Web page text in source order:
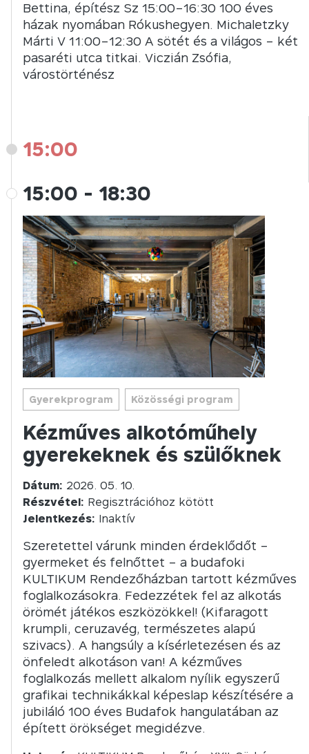
15:00
15:00 - 18:30
Gyerekprogram Közösségi program
Kézműves alkotóműhely
gyerekeknek és szülőknek
Dátum: 2026. 05. 10.
Részvétel: Regisztrációhoz kötött
Jelentkezés: Inaktív
Szeretettel várunk minden érdeklődőt –
gyermeket és felnőttet – a budafoki
KULTIKUM Rendezőházban tartott kézműves
foglalkozásokra. Fedezzétek fel az alkotás
örömét játékos eszközökkel! (Kifaragott
krumpli, ceruzavég, természetes alapú
szivacs). A hangsúly a kísérletezésen és az
önfeledt alkotáson van! A kézműves
foglalkozás mellett alkalom nyílik egyszerű
grafikai technikákkal képeslap készítésére a
jubiláló 100 éves Budafok hangulatában az
épített örökséget megidézve.
Bettina, építész Sz 15:00–16:30 100 éves
házak nyomában Rókushegyen. Michaletzky
Márti V 11:00–12:30 A sötét és a világos – két
pasaréti utca titkai. Viczián Zsófia,
várostörténész